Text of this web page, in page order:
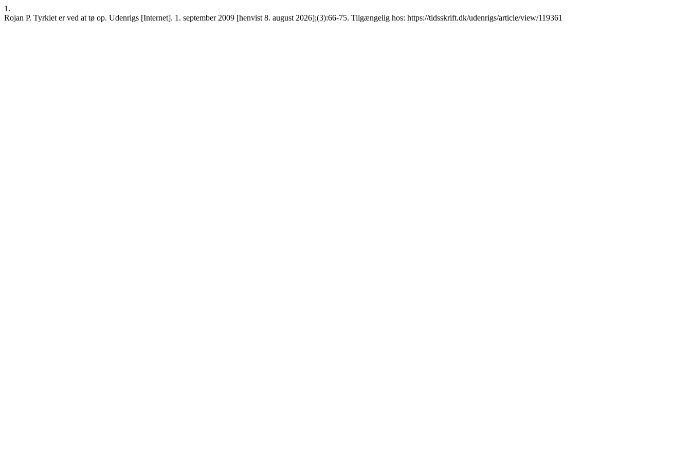
1.
Rojan P. Tyrkiet er ved at tø op. Udenrigs [Internet]. 1. september 2009 [henvist 8. august 2026];(3):66-75. Tilgængelig hos: https://tidsskrift.dk/udenrigs/article/view/119361